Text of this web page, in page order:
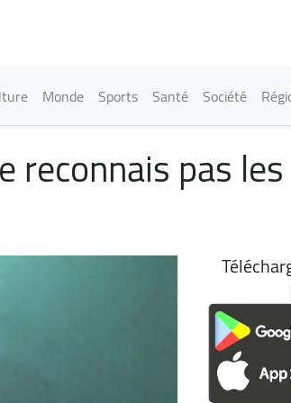
Monde Sports Santé Société
reconnais pas